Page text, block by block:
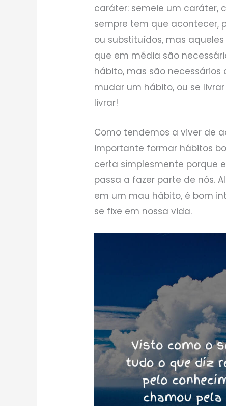
caráter: semeie um caráter,
sempre tem que acontecer,
ou substituídos, mas
que em média são
hábito, mas são
mudar um hábito, ou se
livrar!
Como tendemos a viver de
importante formar hábitos
certa simplesmente porque
passa a fazer parte de nós.
em um mau hábito, é bom
se fixe em nossa vida.